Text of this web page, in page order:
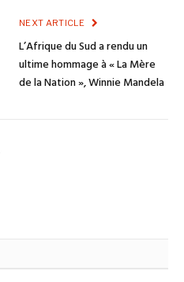
NEXT ARTICLE
L’Afrique du Sud a rendu un
ultime hommage à « La Mère
de la Nation », Winnie Mandela